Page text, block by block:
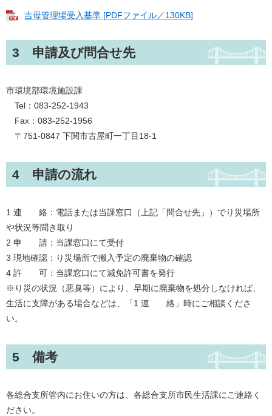
吉母管理場受入基準 [PDFファイル／130KB]
3 申請及び問合せ先
市環境部環境施設課
Tel：083-252-1943
Fax：083-252-1956
〒751-0847 下関市古屋町一丁目18-1
4 申請の流れ
1 連 絡：電話または当課窓口（上記「問合せ先」）でり災場所
や状況等聞き取り
2 申 請：当課窓口にて受付
3 現地確認：り災場所で搬入予定の廃棄物の確認
4 許 可：当課窓口にて減免許可書を発行
※り災の状況（悪臭等）により、早期に廃棄物を処分しなければ、
生活に支障がある場合などは、「1 連 絡」時にご相談くださ
い。
5 備考
各総合支所管内にお住いの方は、各総合支所市民生活課にご連絡く
ださい。